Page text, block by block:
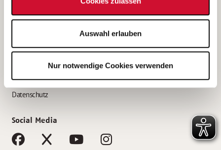
Auswahl erlauben
Nur notwendige Cookies verwenden
Bewerbung als Erzieher*in
AWO Gliederungen nach Bundesland
Impressum
Datenschutz
Social Media